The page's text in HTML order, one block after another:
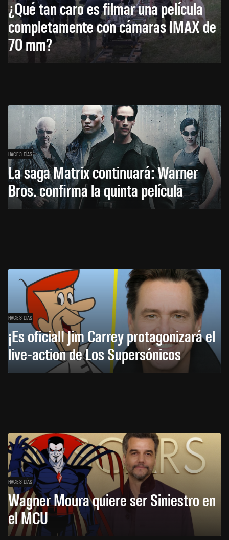
¿Qué tan caro es filmar una película
completamente con cámaras IMAX de
70 mm?
HACE 3 DÍAS
La saga Matrix continuará: Warner
Bros. confirma la quinta película
HACE 3 DÍAS
¡Es oficial! Jim Carrey protagonizará el
live-action de Los Supersónicos
HACE 3 DÍAS
Wagner Moura quiere ser Siniestro en
el MCU